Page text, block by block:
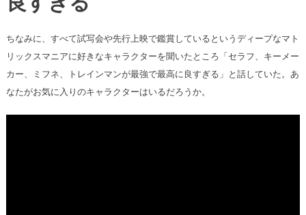
ちなみに、すべて試写会や先行上映で鑑賞しているというディープなマト
リックスマニアに好きなキャラクターを聞いたところ「セラフ、キーメー
カー、ミフネ、トレインマンが最強で最高に良すぎる」と話していた。あ
なたがお気に入りのキャラクターはいるだろうか。